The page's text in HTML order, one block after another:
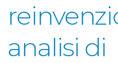
analisi di